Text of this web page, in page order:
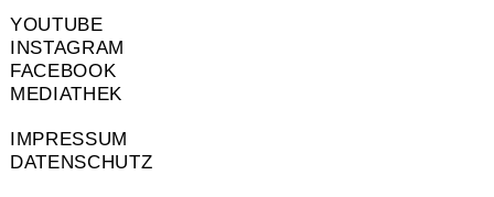
YOUTUBE
INSTAGRAM
FACEBOOK
MEDIATHEK
IMPRESSUM
DATENSCHUTZ